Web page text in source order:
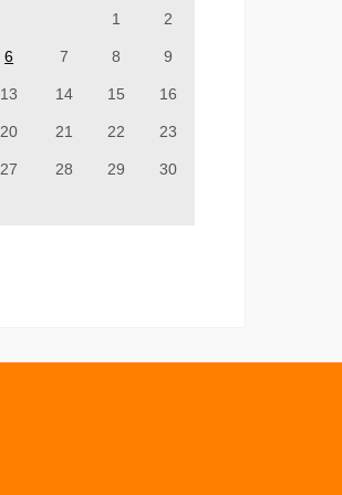
1 2
6 7 8 9
13 14 15 16
20 21 22 23
27 28 29 30